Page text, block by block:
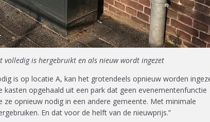
volledig is hergebruikt en als nieuw wordt ingezet
is op locatie A, kan het grotendeels opnieuw worden
kasten opgehaald uit een park dat geen evenementenfunctie
ze opnieuw nodig in een andere gemeente. Met minimale
En dat voor de helft van de nieuwprijs.”